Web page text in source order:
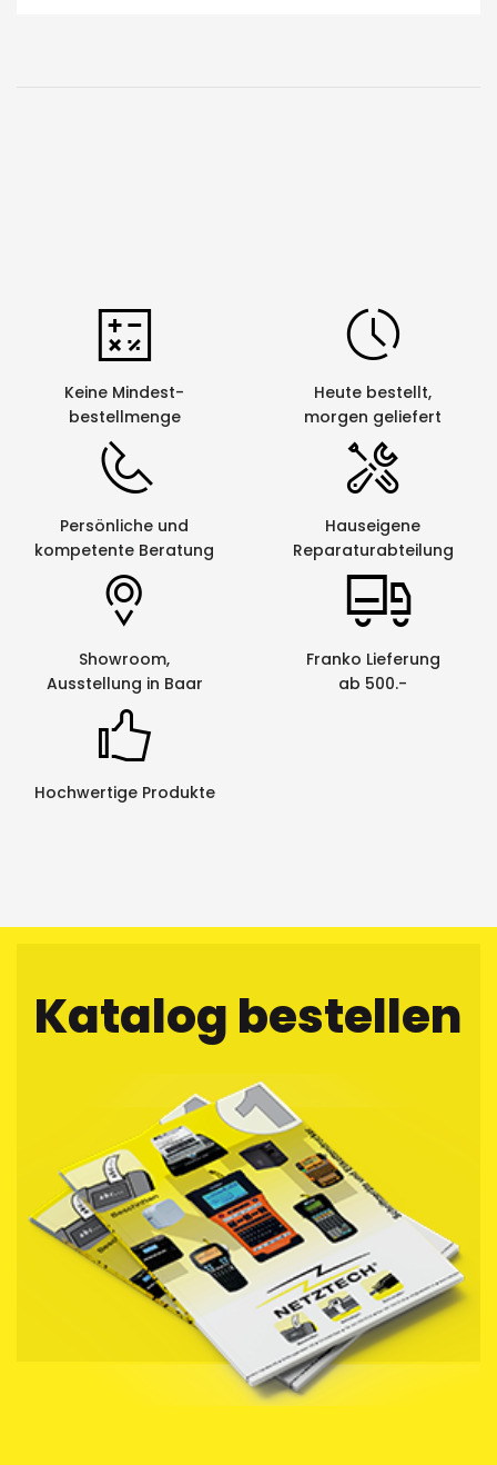
Keine Mindest-
bestellmenge
Heute bestellt,
morgen geliefert
Persönliche und
kompetente Beratung
Hauseigene
Reparaturabteilung
Showroom,
Ausstellung in Baar
Franko Lieferung
ab 500.-
Hochwertige Produkte
Katalog bestellen